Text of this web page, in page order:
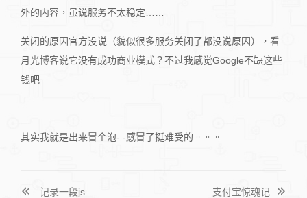
外的内容，虽说服务不太稳定……
关闭的原因官方没说（貌似很多服务关闭了都没说原因），看
月光博客说它没有成功商业模式？不过我感觉Google不缺这些
钱吧
其实我就是出来冒个泡- -感冒了挺难受的。。。
记录一段js 支付宝惊魂记